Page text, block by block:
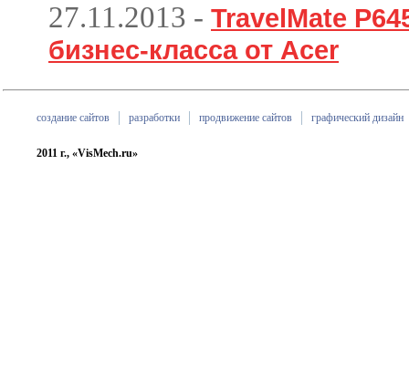
27.11.2013 - TravelMate
бизнес-класса от Acer
создание сайтов разработки продвижение сайтов графический дизайн
2011 г., «VisMech.ru»